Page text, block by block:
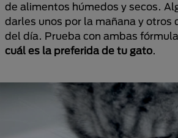
de alimentos húmedos y secos.
darles unos por la mañana y otros
del día. Prueba con ambas
cuál es la preferida de tu gato.